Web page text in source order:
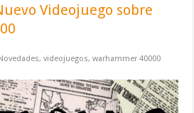
Videojuego sobre
,videojuegos,warhammer 40000